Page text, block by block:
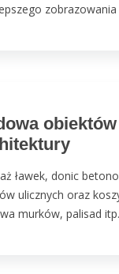
obiektów
ławek, donic
ulicznych oraz
murków, palisad itp.